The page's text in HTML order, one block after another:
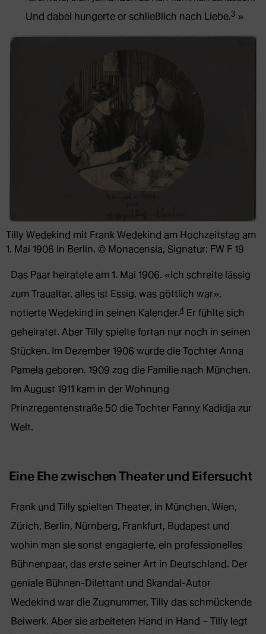
Und dabei hungerte er schließlich nach Liebe.3
Tilly Wedekind mit Frank Wedekind am Hochzeitstag am
1. Mai 1906 in Berlin. © Monacensia, Signatur: FW F 19
Das Paar heiratete am 1. Mai 1906. «Ich schreite lässig
zum Traualtar, alles ist Essig, was göttlich war»,
notierte Wedekind in seinen Kalender.4Er fühlte sich
geheiratet. Aber Tilly spielte fortan nur noch in seinen
Stücken. Im Dezember 1906 wurde die Tochter Anna
Pamela geboren. 1909 zog die Familie nach München.
Im August 1911 kam in der Wohnung
Prinzregentenstraße 50 die Tochter Fanny Kadidja zur
Welt.
Eine Ehe zwischen Theater und Eifersucht
Frank und Tilly spielten Theater, in München, Wien,
Zürich, Berlin, Nürnberg, Frankfurt, Budapest und
wohin man sie sonst engagierte, ein professionelles
Bühnenpaar, das erste seiner Art in Deutschland. Der
geniale Bühnen-Dilettant und Skandal-Autor
Wedekind war die Zugnummer, Tilly das schmückende
Beiwerk. Aber sie arbeiteten Hand in Hand – Tilly legt